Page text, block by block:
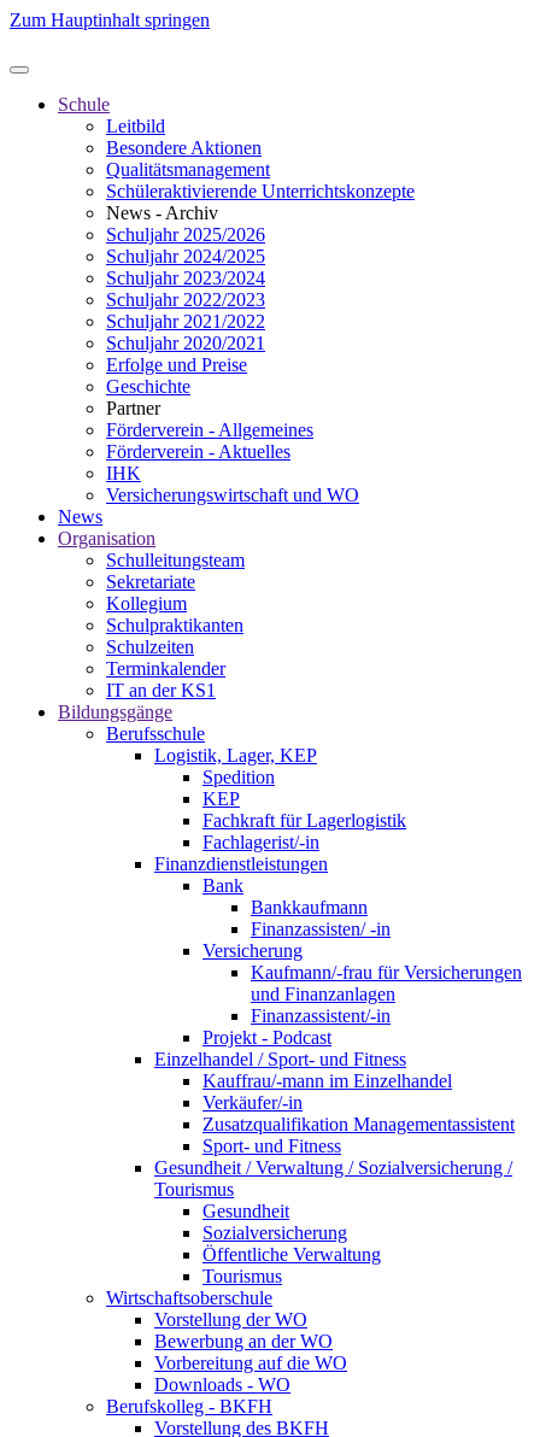
Zum Hauptinhalt springen
Schule
Leitbild
Besondere Aktionen
Qualitätsmanagement
Schüleraktivierende Unterrichtskonzepte
News - Archiv
Schuljahr 2025/2026
Schuljahr 2024/2025
Schuljahr 2023/2024
Schuljahr 2022/2023
Schuljahr 2021/2022
Schuljahr 2020/2021
Erfolge und Preise
Geschichte
Partner
Förderverein - Allgemeines
Förderverein - Aktuelles
IHK
Versicherungswirtschaft und WO
News
Organisation
Schulleitungsteam
Sekretariate
Kollegium
Schulpraktikanten
Schulzeiten
Terminkalender
IT an der KS1
Bildungsgänge
Berufsschule
Logistik, Lager, KEP
Spedition
KEP
Fachkraft für Lagerlogistik
Fachlagerist/-in
Finanzdienstleistungen
Bank
Bankkaufmann
Finanzassisten/ -in
Versicherung
Kaufmann/-frau für Versicherungen
und Finanzanlagen
Finanzassistent/-in
Projekt - Podcast
Einzelhandel / Sport- und Fitness
Kauffrau/-mann im Einzelhandel
Verkäufer/-in
Zusatzqualifikation Managementassistent
Sport- und Fitness
Gesundheit / Verwaltung / Sozialversicherung /
Tourismus
Gesundheit
Sozialversicherung
Öffentliche Verwaltung
Tourismus
Wirtschaftsoberschule
Vorstellung der WO
Bewerbung an der WO
Vorbereitung auf die WO
Downloads - WO
Berufskolleg - BKFH
Vorstellung des BKFH